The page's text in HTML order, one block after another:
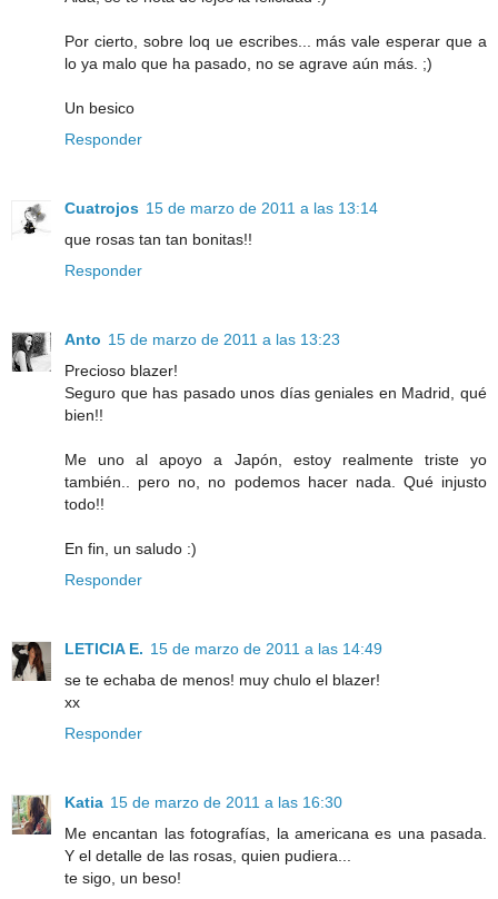
Por cierto, sobre loq ue escribes... más vale esperar que a
lo ya malo que ha pasado, no se agrave aún más. ;)
Un besico
Responder
Cuatrojos 15 de marzo de 2011 a las 13:14
que rosas tan tan bonitas!!
Responder
Anto 15 de marzo de 2011 a las 13:23
Precioso blazer!
Seguro que has pasado unos días geniales en Madrid, qué
bien!!
Me uno al apoyo a Japón, estoy realmente triste yo
también.. pero no, no podemos hacer nada. Qué injusto
todo!!
En fin, un saludo :)
Responder
LETICIA E. 15 de marzo de 2011 a las 14:49
se te echaba de menos! muy chulo el blazer!
xx
Responder
Katia 15 de marzo de 2011 a las 16:30
Me encantan las fotografías, la americana es una pasada.
Y el detalle de las rosas, quien pudiera...
te sigo, un beso!